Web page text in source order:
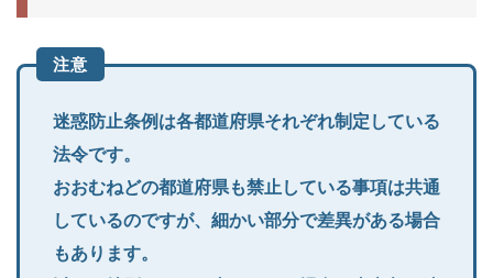
注意
迷惑防止条例は各都道府県それぞれ制定している
法令です。
おおむねどの都道府県も禁止している事項は共通
しているのですが、細かい部分で差異がある場合
もあります。